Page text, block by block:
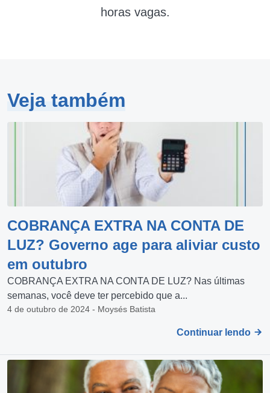
horas vagas.
Veja também
COBRANÇA EXTRA NA CONTA DE
LUZ? Governo age para aliviar custo
em outubro
COBRANÇA EXTRA NA CONTA DE LUZ? Nas últimas
semanas, você deve ter percebido que a...
4 de outubro de 2024 - Moysés Batista
Continuar lendo